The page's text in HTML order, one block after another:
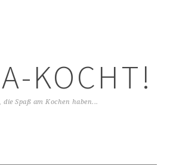
KOCHT!
die Spaß am Kochen haben...